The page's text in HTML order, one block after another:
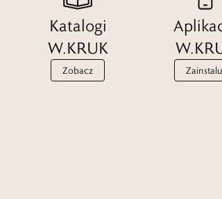
Katalogi
W.KRUK
Zobacz